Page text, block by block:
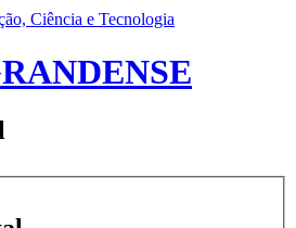
Ciência e Tecnologia